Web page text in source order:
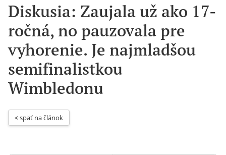
Diskusia: Zaujala už ako 17-
ročná, no pauzovala pre
vyhorenie. Je najmladšou
semifinalistkou
Wimbledonu
< späť na článok